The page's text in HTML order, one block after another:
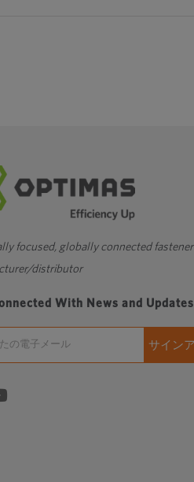
を
新
い
ウ
ン
ド
focused, globally connected fastener
distributor
With News and Updates